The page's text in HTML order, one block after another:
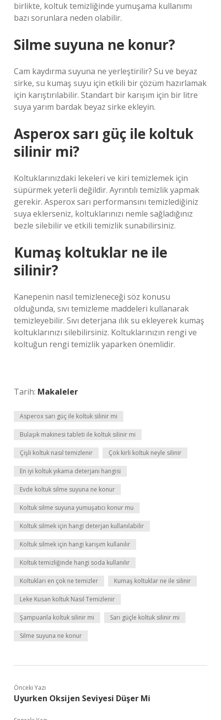
birlikte, koltuk temizliğinde yumuşama kullanımı
bazı sorunlara neden olabilir.
Silme suyuna ne konur?
Cam kaydırma suyuna ne yerleştirilir? Su ve beyaz
sirke, su kumaş suyu için etkili bir çözüm hazırlamak
için karıştırılabilir. Standart bir karışım için bir litre
suya yarım bardak beyaz sirke ekleyin.
Asperox sarı güç ile koltuk
silinir mi?
Koltuklarınızdaki lekeleri ve kiri temizlemek için
süpürmek yeterli değildir. Ayrıntılı temizlik yapmak
gerekir. Asperox sarı performansını temizlediğiniz
suya eklerseniz, koltuklarınızı nemle sağladığınız
bezle silebilir ve etkili temizlik sunabilirsiniz.
Kumaş koltuklar ne ile
silinir?
Kanepenin nasıl temizleneceği söz konusu
olduğunda, sıvı temizleme maddeleri kullanarak
temizleyebilir. Sıvı deterjana ılık su ekleyerek kumaş
koltuklarınızı silebilirsiniz. Koltuklarınızın rengi ve
koltuğun rengi temizlik yaparken önemlidir.
Tarih: Makaleler
Asperox sarı güç ile koltuk silinir mi
Bulaşık makinesi tableti ile koltuk silinir mi
Çişli koltuk nasıl temizlenir Çok kirli koltuk neyle silinir
En iyi koltuk yıkama deterjanı hangisi
Evde koltuk silme suyuna ne konur
Koltuk silme suyuna yumuşatıcı konur mu
Koltuk silmek için hangi deterjan kullanılabilir
Koltuk silmek için hangi karışım kullanılır
Koltuk temizliğinde hangi soda kullanılır
Koltukları en çok ne temizler Kumaş koltuklar ne ile silinir
Leke Kusan koltuk Nasıl Temizlenir
Şampuanla koltuk silinir mi Sarı güçle koltuk silinir mi
Silme suyuna ne konur
Önceki Yazı
Uyurken Oksijen Seviyesi Düşer Mi